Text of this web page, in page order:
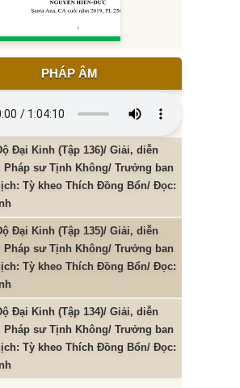
PHÁP ÂM
Đại Kinh (Tập 136)/ Giải, diễn
Pháp sư Tịnh Không/ Trưởng ban
Tỳ kheo Thích Đồng Bổn/ Đọc:
Đại Kinh (Tập 135)/ Giải, diễn
Pháp sư Tịnh Không/ Trưởng ban
Tỳ kheo Thích Đồng Bổn/ Đọc:
Đại Kinh (Tập 134)/ Giải, diễn
Pháp sư Tịnh Không/ Trưởng ban
Tỳ kheo Thích Đồng Bổn/ Đọc: